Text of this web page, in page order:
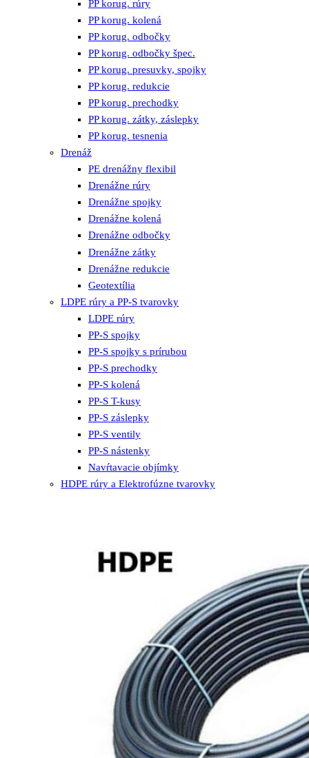
PP korug. rúry
PP korug. kolená
PP korug. odbočky
PP korug. odbočky špec.
PP korug. presuvky, spojky
PP korug. redukcie
PP korug. prechodky
PP korug. zátky, záslepky
PP korug. tesnenia
Drenáž
PE drenážny flexibil
Drenážne rúry
Drenážne spojky
Drenážne kolená
Drenážne odbočky
Drenážne zátky
Drenážne redukcie
Geotextília
LDPE rúry a PP-S tvarovky
LDPE rúry
PP-S spojky
PP-S spojky s prírubou
PP-S prechodky
PP-S kolená
PP-S T-kusy
PP-S záslepky
PP-S ventily
PP-S nástenky
Navŕtavacie objímky
HDPE rúry a Elektrofúzne tvarovky